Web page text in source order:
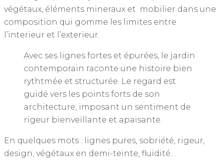
végétaux, éléments mineraux et mobilier dans une
composition qui gomme les limites entre
l’interieur et l’exterieur.
Avec ses lignes fortes et épurées, le jardin
contemporain raconte une histoire bien
rythtmée et structurée. Le regard est
guidé vers les points forts de son
architecture, imposant un sentiment de
rigeur bienveillante et apaisante.
En quelques mots : lignes pures, sobriété, rigeur,
design, végétaux en demi-teinte, fluidité…